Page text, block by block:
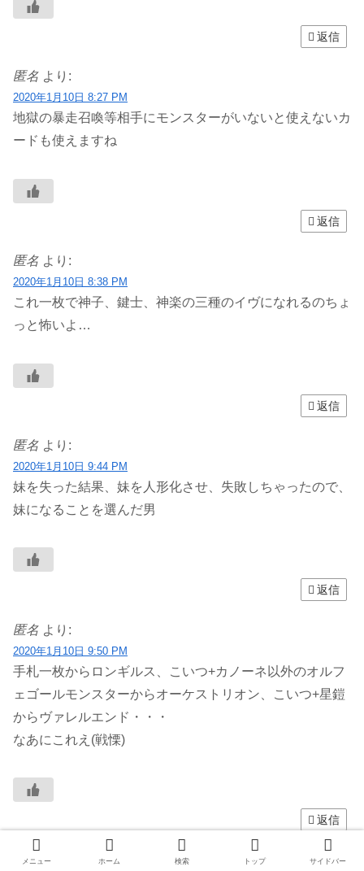
返信
匿名 より:
2020年1月10日 8:27 PM
地獄の暴走召喚等相手にモンスターがいないと使えないカ
ードも使えますね
返信
匿名 より:
2020年1月10日 8:38 PM
これ一枚で神子、鍵士、神楽の三種のイヴになれるのちょ
っと怖いよ…
返信
匿名 より:
2020年1月10日 9:44 PM
妹を失った結果、妹を人形化させ、失敗しちゃったので、
妹になることを選んだ男
返信
匿名 より:
2020年1月10日 9:50 PM
手札一枚からロンギルス、こいつ+カノーネ以外のオルフ
ェゴールモンスターからオーケストリオン、こいつ+星鎧
からヴァレルエンド・・・
なあにこれえ(戦慄)
返信
匿名 より:
メニュー ホーム 検索 トップ サイドバー